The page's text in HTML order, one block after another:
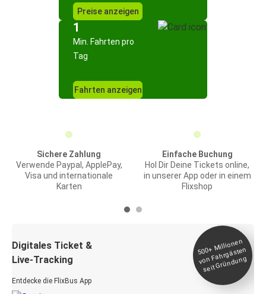
Preise anzeigen
1
Min. Fahrten pro
Tag
Fahrten anzeigen
Sichere Zahlung
Verwende Paypal, ApplePay,
Visa und internationale
Karten
Einfache Buchung
Hol Dir Deine Tickets online,
in unserer App oder in einem
Flixshop
Digitales Ticket &
Live-Tracking
Entdecke die FlixBus App
500+
Millionen
von Fahrgästen
seit
Gründung